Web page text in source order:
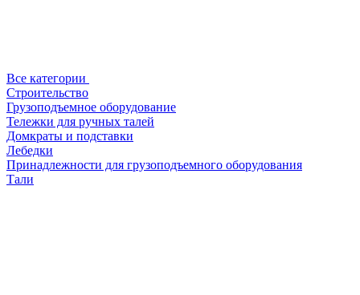
Все категории
Строительство
Грузоподъемное оборудование
Тележки для ручных талей
Домкраты и подставки
Лебедки
Принадлежности для грузоподъемного оборудования
Тали